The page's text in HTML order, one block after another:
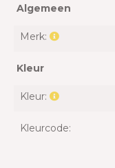
Algemeen
Merk:
Kleur
Kleur:
Kleurcode: